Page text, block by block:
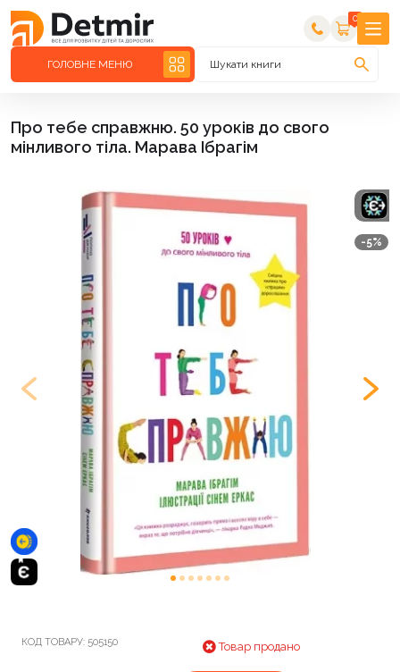
0
ГОЛОВНЕ МЕНЮ Шукати книги
Про тебе справжню. 50 уроків до свого
мінливого тіла. Марава Ібрагім
-5%
КОД ТОВАРУ: 505150 Товар продано